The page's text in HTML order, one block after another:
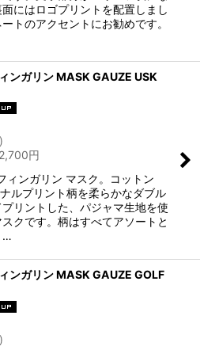
にはロゴプリントを配置しまし
トのアクセントにお勧めです。
ンガリン MASK GAUZE USK
)
2,700円
ンガリン マスク。コットン
ルプリント柄を柔らかなダブル
リントした、パジャマ生地を使
クです。柄はすべてアソートと
…
ンガリン MASK GAUZE GOLF
)